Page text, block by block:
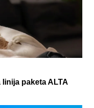
paketa ALTA